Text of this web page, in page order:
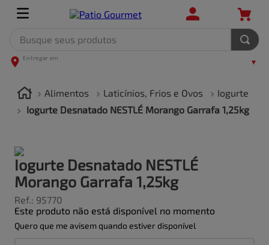
Alimentos Laticínios, Frios e Ovos
Iogurte
Iogurte Desnatado NESTLÉ Morango Garrafa 1,25kg
Iogurte Desnatado NESTLÉ
Morango Garrafa 1,25kg
Ref. : 95770
Este produto não está disponível no momento
Quero que me avisem quando estiver disponível
TERMOS MAIS BUSCADOS
2º
5º carne